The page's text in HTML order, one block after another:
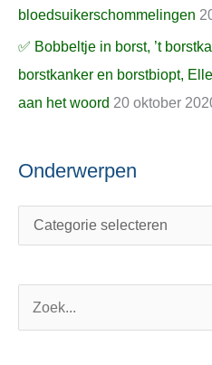
bloedsuikerschommelingen
✅ Bobbeltje in borst, ’t
borstkanker en borstbiopt,
aan het woord 20 oktober
Onderwerpen